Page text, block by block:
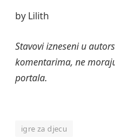
by Lilith
Stavovi izneseni u
komentarima, ne
portala.
igre za djecu